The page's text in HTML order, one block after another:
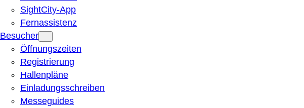
SightCity-App
Fernassistenz
Besucher
Öffnungszeiten
Registrierung
Hallenpläne
Einladungsschreiben
Messeguides